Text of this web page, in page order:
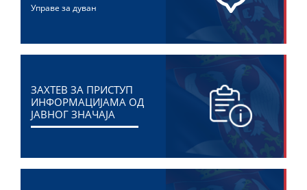
Управе за дуван
ЗАХТЕВ ЗА ПРИСТУП
ИНФОРМАЦИЈАМА ОД
ЈАВНОГ ЗНАЧАЈА